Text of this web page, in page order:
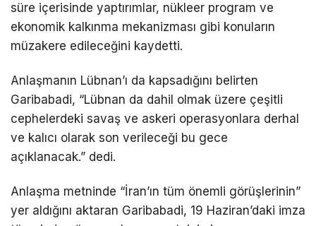
süre içerisinde yaptırımlar, nükleer program ve
ekonomik kalkınma mekanizması gibi konuların
müzakere edileceğini kaydetti.
Anlaşmanın Lübnan’ı da kapsadığını belirten
Garibabadi, “Lübnan da dahil olmak üzere çeşitli
cephelerdeki savaş ve askeri operasyonlara derhal
ve kalıcı olarak son verileceği bu gece
açıklanacak.” dedi.
Anlaşma metninde “İran’ın tüm önemli görüşlerinin”
yer aldığını aktaran Garibabadi, 19 Haziran’daki imza